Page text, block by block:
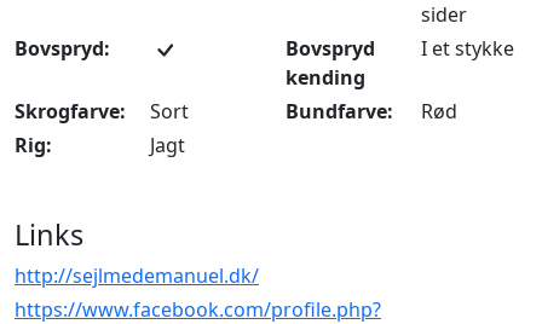
sider
Bovspryd:
Bovspryd
kending
I et stykke
Skrogfarve: Sort Bundfarve:
Rød
Rig:
Jagt
Links
http://sejlmedemanuel.dk/
https://www.facebook.com/profile.php?